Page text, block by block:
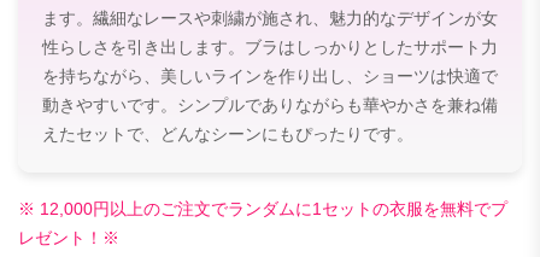
ます。繊細なレースや刺繍が施され、魅力的なデザインが女
性らしさを引き出します。ブラはしっかりとしたサポート力
を持ちながら、美しいラインを作り出し、ショーツは快適で
動きやすいです。シンプルでありながらも華やかさを兼ね備
えたセットで、どんなシーンにもぴったりです。
※ 12,000円以上のご注文でランダムに1セットの衣服を無料でプ
レゼント！※